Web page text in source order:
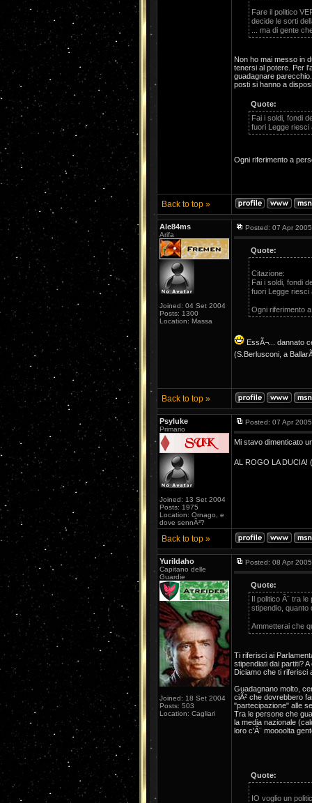
Fare il politico
decide le sorti
... ma di gente
Non ho mai messo in
tenersi al potere. Per
guadagnare
posti si hanno a
Quote:
Fai i soldi, fondi
fuori Legge riesci
Ogni riferimento a
Back to top »
Ale84ms
Arifa
Joined: 04 Set 2004
Posts: 1300
Location: Massa
Posted: 07 Apr
Quote:
Citazione:
Fai i soldi, fondi
fuori Legge riesci
Ogni riferimento
EssÃ¬... dannato
(S.Berlusconi, a
Back to top »
Psyluke
Primario
Joined: 13 Set 2004
Posts: 1975
Location: Ornago, e
dove sennÃ²?
Posted: 07 Apr
Mi stavo dimenticato
AL ROGO LA DUCIA!
Back to top »
YuriIdaho
Capitano delle
Guardie
Joined: 18 Set 2004
Posts: 503
Location: Cagliari
Posted: 08 Apr
Quote:
Il politico Ã¨ tra
stipendio, quanto
Ammetterai che
Ti riferisci ai
stipendiati dai partiti?
Diciamo che ti riferisci
Guadagnano molto,
ciÃ² che dovrebbero
"partecipazione" alle
Tra le persone che
la media nazionale
loro c'Ã¨ moooolta
Quote:
IO voglio un